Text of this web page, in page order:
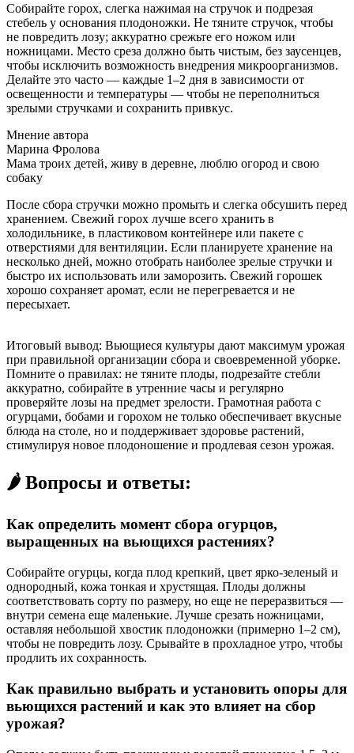
Собирайте горох, слегка нажимая на стручок и подрезая
стебель у основания плодоножки. Не тяните стручок, чтобы
не повредить лозу; аккуратно срежьте его ножом или
ножницами. Место среза должно быть чистым, без заусенцев,
чтобы исключить возможность внедрения микроорганизмов.
Делайте это часто — каждые 1–2 дня в зависимости от
освещенности и температуры — чтобы не переполниться
зрелыми стручками и сохранить привкус.
Мнение автора
Марина Фролова
Мама троих детей, живу в деревне, люблю огород и свою
собаку
После сбора стручки можно промыть и слегка обсушить перед
хранением. Свежий горох лучше всего хранить в
холодильнике, в пластиковом контейнере или пакете с
отверстиями для вентиляции. Если планируете хранение на
несколько дней, можно отобрать наиболее зрелые стручки и
быстро их использовать или заморозить. Свежий горошек
хорошо сохраняет аромат, если не перегревается и не
пересыхает.
Итоговый вывод: Вьющиеся культуры дают максимум урожая
при правильной организации сбора и своевременной уборке.
Помните о правилах: не тяните плоды, подрезайте стебли
аккуратно, собирайте в утренние часы и регулярно
проверяйте лозы на предмет зрелости. Грамотная работа с
огурцами, бобами и горохом не только обеспечивает вкусные
блюда на столе, но и поддерживает здоровье растений,
стимулируя новое плодоношение и продлевая сезон урожая.
🌶️ Вопросы и ответы:
Как определить момент сбора огурцов,
выращенных на вьющихся растениях?
Собирайте огурцы, когда плод крепкий, цвет ярко-зеленый и
однородный, кожа тонкая и хрустящая. Плоды должны
соответствовать сорту по размеру, но еще не переразвиться —
внутри семена еще маленькие. Лучше срезать ножницами,
оставляя небольшой хвостик плодоножки (примерно 1–2 см),
чтобы не повредить лозу. Срывайте в прохладное утро, чтобы
продлить их сохранность.
Как правильно выбрать и установить опоры для
вьющихся растений и как это влияет на сбор
урожая?